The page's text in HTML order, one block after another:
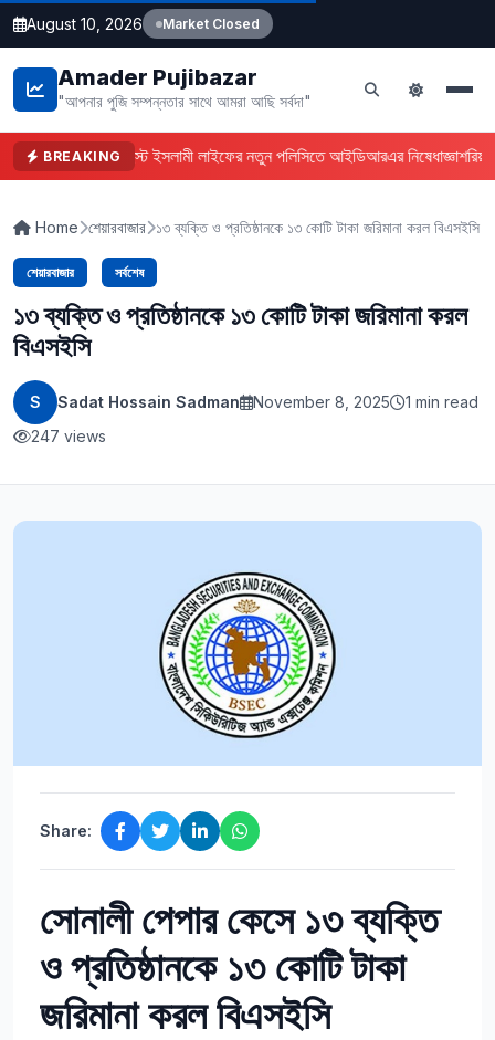
August 10, 2026 Market Closed
Amader Pujibazar
"আপনার পুজি সম্পন্নতার সাথে আমরা আছি সর্বদা"
BREAKINGফারইস্ট ইসলামী লাইফের নতুন পলিসিতে আইডিআরএর নিষেধাজ্ঞা
Home শেয়ারবাজার ১৩ ব্যক্তি ও প্রতিষ্ঠানকে ১৩ কোটি টাকা জরিমানা করল বিএসইসি
শেয়ারবাজার সর্বশেষ
১৩ ব্যক্তি ও প্রতিষ্ঠানকে ১৩ কোটি টাকা জরিমানা করল
বিএসইসি
S Sadat Hossain Sadman November 8, 2025
1 min read
247 views
Share:
সোনালী পেপার কেসে ১৩ ব্যক্তি
ও প্রতিষ্ঠানকে ১৩ কোটি টাকা
জরিমানা করল বিএসইসি